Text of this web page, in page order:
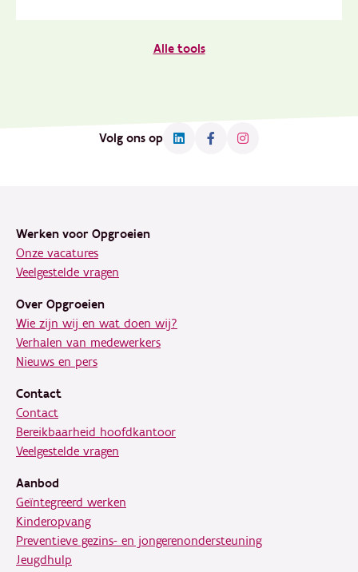
Alle tools
Volg ons op
Werken voor Opgroeien
Onze vacatures
Veelgestelde vragen
Over Opgroeien
Wie zijn wij en wat doen wij?
Verhalen van medewerkers
Nieuws en pers
Contact
Contact
Bereikbaarheid hoofdkantoor
Veelgestelde vragen
Aanbod
Geïntegreerd werken
Kinderopvang
Preventieve gezins- en jongerenondersteuning
Jeugdhulp